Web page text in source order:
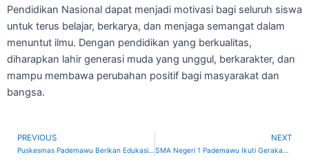
Pendidikan Nasional dapat menjadi motivasi bagi seluruh siswa
untuk terus belajar, berkarya, dan menjaga semangat dalam
menuntut ilmu. Dengan pendidikan yang berkualitas,
diharapkan lahir generasi muda yang unggul, berkarakter, dan
mampu membawa perubahan positif bagi masyarakat dan
bangsa.
Prev
PREVIOUS
Puskesmas Pademawu Berikan Edukasi Pertolongan Pertama pada Luka Psikologis di SMA Negeri 1 Pademawu
NEXT
SMA Negeri 1 Pademawu Ikuti Gerakan Minum Tablet Tambah Darah Serentak se-Jawa Timur